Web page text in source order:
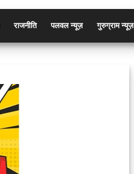
राजनीति पलवल न्यूज़ गुरुग्राम न्यूज़